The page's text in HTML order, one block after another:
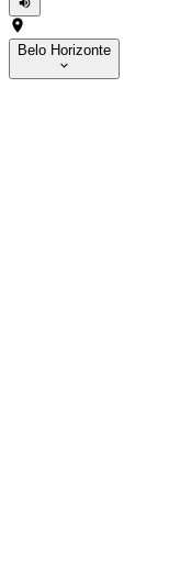
Belo Horizonte